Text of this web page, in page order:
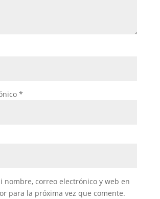
*
nombre, correo electrónico y web en
para la próxima vez que comente.